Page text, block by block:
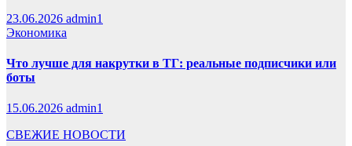
23.06.2026 admin1
Экономика
Что лучше для накрутки в ТГ: реальные подписчики или
боты
15.06.2026 admin1
СВЕЖИЕ НОВОСТИ